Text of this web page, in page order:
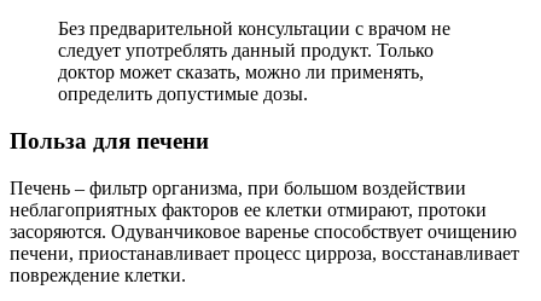
Без предварительной консультации с врачом не
следует употреблять данный продукт. Только
доктор может сказать, можно ли применять,
определить допустимые дозы.
Польза для печени
Печень – фильтр организма, при большом воздействии
неблагоприятных факторов ее клетки отмирают, протоки
засоряются. Одуванчиковое варенье способствует очищению
печени, приостанавливает процесс цирроза, восстанавливает
повреждение клетки.